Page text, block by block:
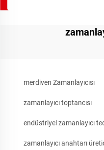
merdiven Zamanlayıcısı
zamanlayıcı toptancısı
endüstriyel zamanlayıcı
zamanlayıcı anahtarı